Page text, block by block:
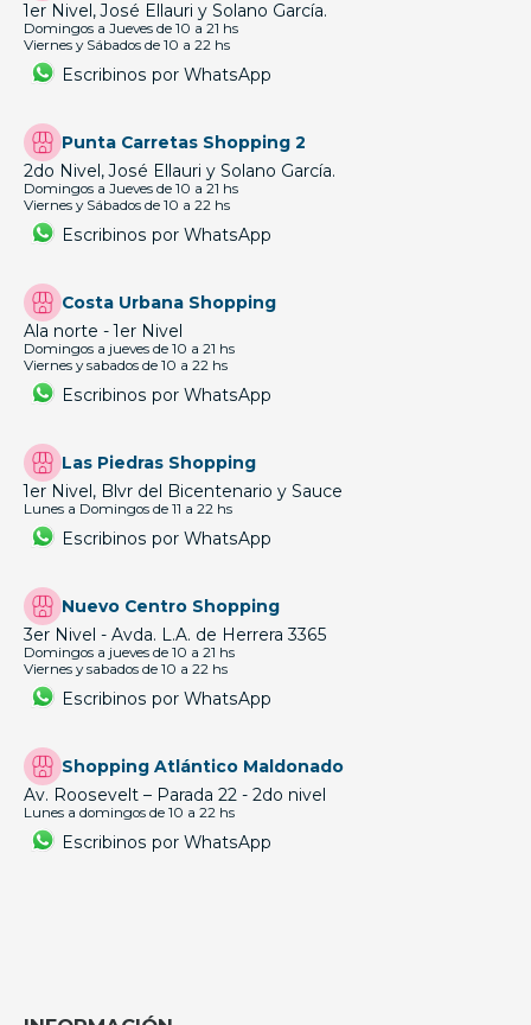
1er Nivel, José Ellauri y Solano García.
Domingos a Jueves de 10 a 21 hs
Viernes y Sábados de 10 a 22 hs
Escribinos por WhatsApp
Punta Carretas Shopping 2
2do Nivel, José Ellauri y Solano García.
Domingos a Jueves de 10 a 21 hs
Viernes y Sábados de 10 a 22 hs
Escribinos por WhatsApp
Costa Urbana Shopping
Ala norte - 1er Nivel
Domingos a jueves de 10 a 21 hs
Viernes y sabados de 10 a 22 hs
Escribinos por WhatsApp
Las Piedras Shopping
1er Nivel, Blvr del Bicentenario y Sauce
Lunes a Domingos de 11 a 22 hs
Escribinos por WhatsApp
Nuevo Centro Shopping
3er Nivel - Avda. L.A. de Herrera 3365
Domingos a jueves de 10 a 21 hs
Viernes y sabados de 10 a 22 hs
Escribinos por WhatsApp
Shopping Atlántico Maldonado
Av. Roosevelt – Parada 22 - 2do nivel
Lunes a domingos de 10 a 22 hs
Escribinos por WhatsApp